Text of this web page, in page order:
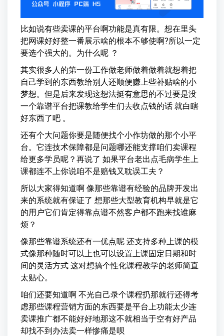
比如说有些卖课的平台啊功能是真有限。想在里头
把网课好好整一番展示啥的根本不够使啊?所以一定
要选个强大的。为什么呢 ？
其实很多人的第一份工作做老师做着做着就想着把
自己学到的东西教给别人还顺便赚上些补贴啥的小
梦想。但是后来发现这想法挺有意思的不过要是没
一个靠谱平台把课教给学生们去收点钱的话 就白瞎
好东西了吧 。
还有个大问题你要是随便找个小作坊做的那个小平
台。它连技术保障都是问题哪还能支撑咱们卖课程
给更多学员呢？再说了 如果平台老出点毛病学生上
课都连不上你说咱不是赔钱又耽误工夫？
所以大家得知道啊 像那些靠谱有经验的品牌开发出
来的系统就有保证了 想那些大型教育机构早就是它
的用户它们肯定得靠点谱不然客户都不跑来找谁麻
烦？
像那些靠谱系统还有一优点呢 还支持多种上课的模
式像那种随时可以上也可以设置上课固定日期和时
间的灵活方式 这对想搞个性化课程教学的老师简直
太贴心。
咱们还要知道啊 不光自己录个课程扔那就行还得考
虑那些课程营销方面的东西要是平台上功能太少连
卖课推广都不能好好地那这不就相当于空有好产品
却找不到办法卖一样惨痛是呗